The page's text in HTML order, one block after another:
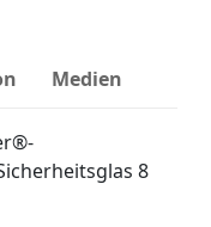
Medien
8